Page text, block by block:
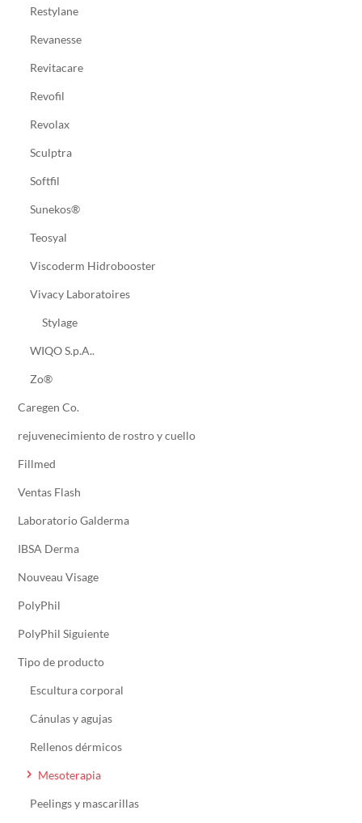
Restylane
Revanesse
Revitacare
Revofil
Revolax
Sculptra
Softfil
Sunekos®
Teosyal
Viscoderm Hidrobooster
Vivacy Laboratoires
Stylage
WIQO S.p.A..
Zo®
Caregen Co.
rejuvenecimiento de rostro y cuello
Fillmed
Ventas Flash
Laboratorio Galderma
IBSA Derma
Nouveau Visage
PolyPhil
PolyPhil Siguiente
Tipo de producto
Escultura corporal
Cánulas y agujas
Rellenos dérmicos
Mesoterapia
Peelings y mascarillas